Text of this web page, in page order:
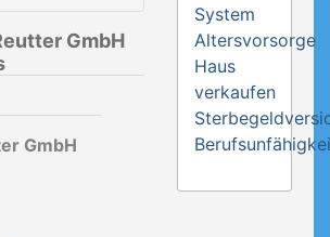
GmbH
GmbH
System
Altersvorsorge
Haus
verkaufen